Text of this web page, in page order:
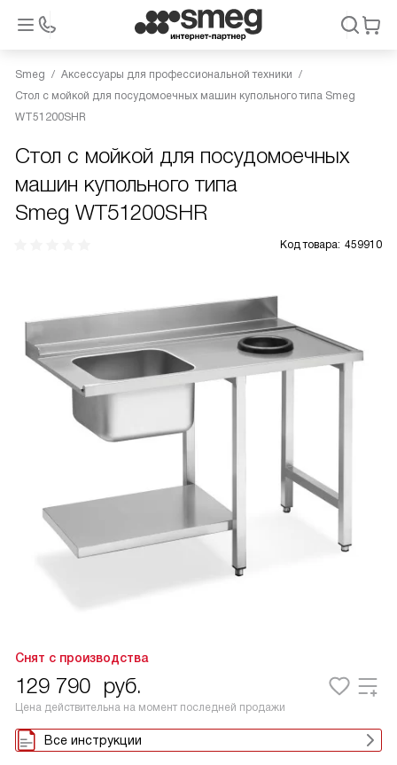
Smeg
Аксессуары для профессиональной техники
Стол с мойкой для посудомоечных машин купольного типа Smeg
WT51200SHR
Стол с мойкой для посудомоечных
машин купольного типа
Smeg WT51200SHR
Код товара: 459910
Снят с производства
129 790 руб.
Цена действительна на момент последней продажи
Все инструкции